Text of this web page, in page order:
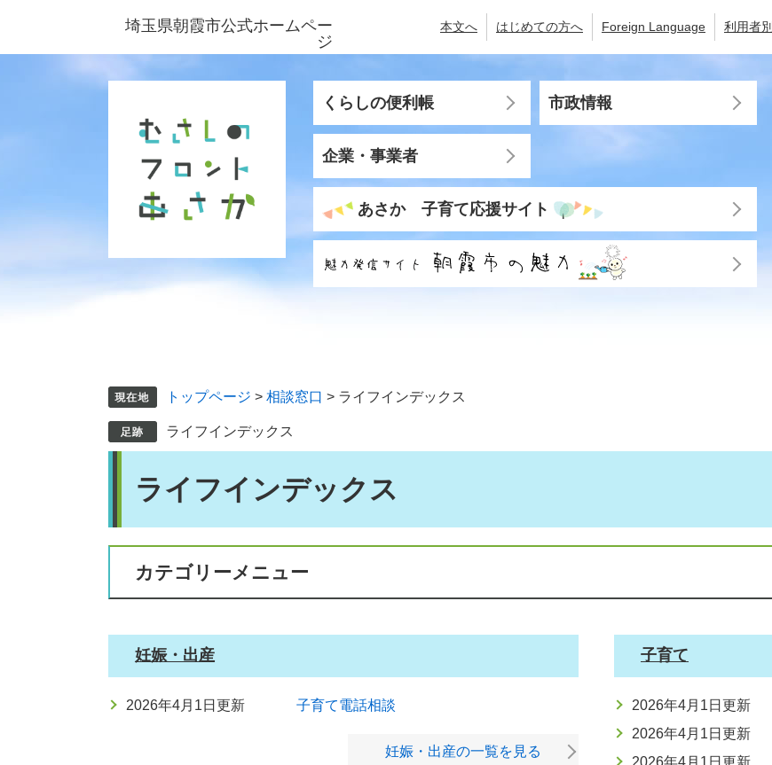
ジ
ュ
埼玉県朝霞市公式ホームペー
ジ
本文へ はじめての方へ Foreign Language 利用者別
くらしの便利帳 市政情報
企業・事業者
あさか 子育て応援サイト
トップページ > 相談窓口 > ライフインデックス
ライフインデックス
ライフインデックス
カテゴリーメニュー
妊娠・出産
2026年4月1日更新 子育て電話相談
妊娠・出産の一覧を見る
子育て
2026年4月1日更新
2026年4月1日更新